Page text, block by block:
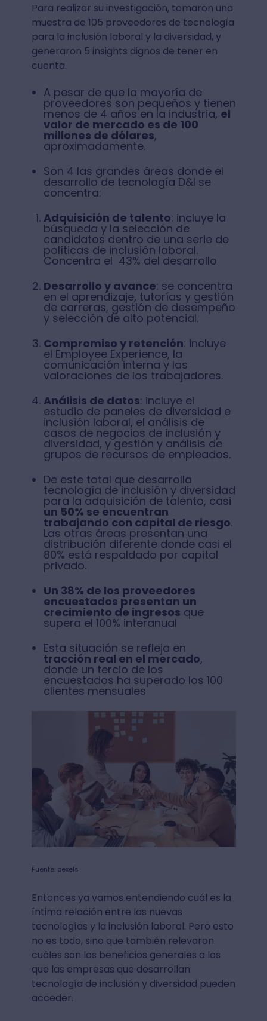
Para realizar su investigación, tomaron una
muestra de 105 proveedores de tecnología
para la inclusión laboral y la diversidad, y
generaron 5 insights dignos de tener en
cuenta.
A pesar de que la mayoría de
proveedores son pequeños y tienen
menos de 4 años en la industria, el
valor de mercado es de 100
millones de dólares,
aproximadamente.
Son 4 las grandes áreas donde el
desarrollo de tecnología D&I se
concentra:
Adquisición de talento: incluye la
búsqueda y la selección de
candidatos dentro de una serie de
políticas de inclusión laboral.
Concentra el 43% del desarrollo
Desarrollo y avance: se concentra
en el aprendizaje, tutorías y gestión
de carreras, gestión de desempeño
y selección de alto potencial.
Compromiso y retención: incluye
el Employee Experience, la
comunicación interna y las
valoraciones de los trabajadores.
Análisis de datos: incluye el
estudio de paneles de diversidad e
inclusión laboral, el análisis de
casos de negocios de inclusión y
diversidad, y gestión y análisis de
grupos de recursos de empleados.
De este total que desarrolla
tecnología de inclusión y diversidad
para la adquisición de talento, casi
un 50% se encuentran
trabajando con capital de riesgo.
Las otras áreas presentan una
distribución diferente donde casi el
80% está respaldado por capital
privado.
Un 38% de los proveedores
encuestados presentan un
crecimiento de ingresos que
supera el 100% interanual
Esta situación se refleja en
tracción real en el mercado,
donde un tercio de los
encuestados ha superado los 100
clientes mensuales
Fuente: pexels
Entonces ya vamos entendiendo cuál es la
íntima relación entre las nuevas
tecnologías y la inclusión laboral. Pero esto
no es todo, sino que también relevaron
cuáles son los beneficios generales a los
que las empresas que desarrollan
tecnología de inclusión y diversidad pueden
acceder.